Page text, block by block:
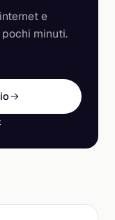
e
minuti.